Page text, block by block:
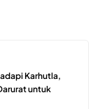
Karhutla,
untuk